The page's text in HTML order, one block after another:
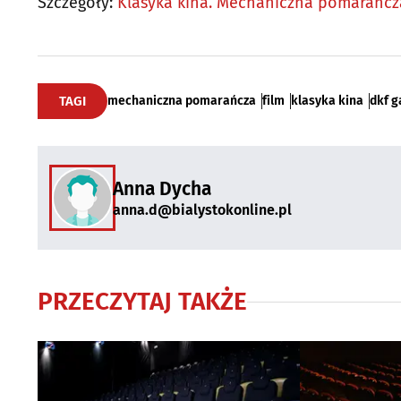
TAGI mechaniczna pomarańcza film klasyka kina dkf
Anna Dycha
anna.d@bialystokonline.pl
PRZECZYTAJ TAKŻE